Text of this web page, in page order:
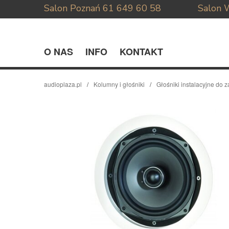
Salon Poznań 61 649 60 58 Salon
O NAS INFO KONTAKT
audioplaza.pl Kolumny i głośniki Głośniki instalacyjne do